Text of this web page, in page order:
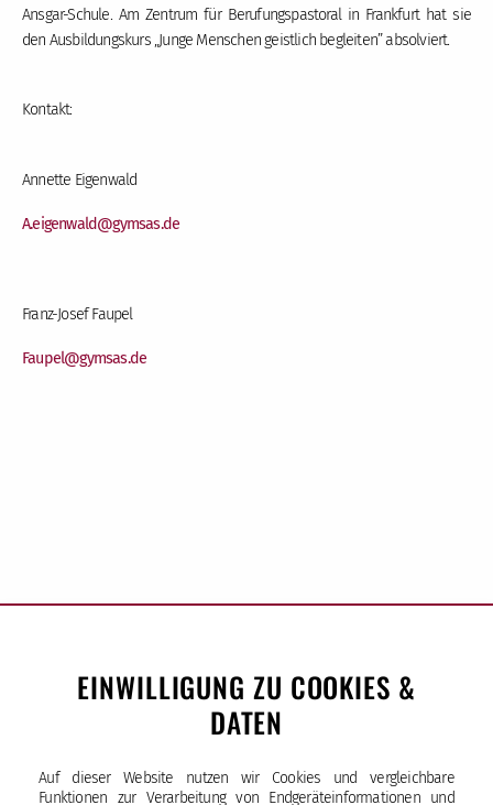
EINWILLIGUNG ZU COOKIES &
DATEN
Auf dieser Website nutzen wir Cookies und vergleichbare
Funktionen zur Verarbeitung von Endgeräteinformationen und
Ansgar-Schule. Am Zentrum für Berufungspastoral in Frankfurt hat sie
den Ausbildungskurs „Junge Menschen geistlich begleiten” absolviert.
Kontakt:
Annette Eigenwald
A.eigenwald@gymsas.de
Franz-Josef Faupel
Faupel@gymsas.de
Sankt-Ansgar-Schule
Bürgerweide 33 | 20535 Hamburg